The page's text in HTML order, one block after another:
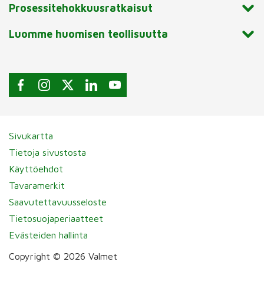
Prosessitehokkuusratkaisut
Luomme huomisen teollisuutta
Sivukartta
Tietoja sivustosta
Käyttöehdot
Tavaramerkit
Saavutettavuusseloste
Tietosuojaperiaatteet
Evästeiden hallinta
Copyright © 2026 Valmet